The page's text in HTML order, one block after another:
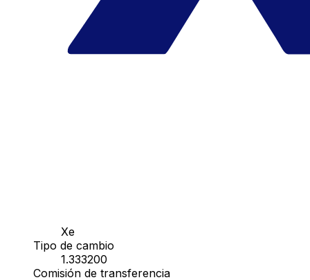
Xe
Tipo de cambio
1.333200
Comisión de transferencia